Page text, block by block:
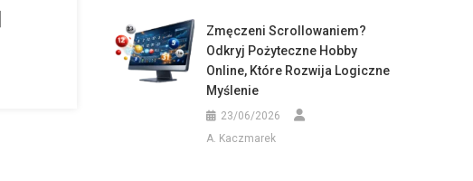
Zmęczeni Scrollowaniem?
Odkryj Pożyteczne Hobby
Online, Które Rozwija Logiczne
Myślenie
23/06/2026
A. Kaczmarek